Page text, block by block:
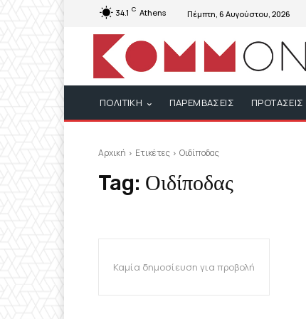
34.1 C Athens Πέμπτη, 6 Αυγούστου, 2026
ΠΟΛΙΤΙΚΗ ΠΑΡΕΜΒΑΣΕΙΣ ΠΡΟΤΑΣΕΙΣ
Αρχική Ετικέτες Οιδίποδας
Tag: Οιδίποδας
Καμία δημοσίευση για προβολή